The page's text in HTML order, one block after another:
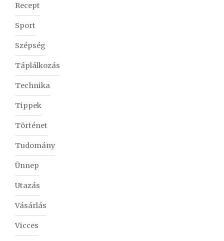
Recept
Sport
Szépség
Táplálkozás
Technika
Tippek
Történet
Tudomány
Ünnep
Utazás
Vásárlás
Vicces